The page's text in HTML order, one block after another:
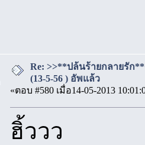
Re: >>**ปล้นร้ายกลายรัก
(13-5-56 ) อัพแล้ว
«ตอบ #580 เมื่อ14-05-2013
ฮิ้ววว